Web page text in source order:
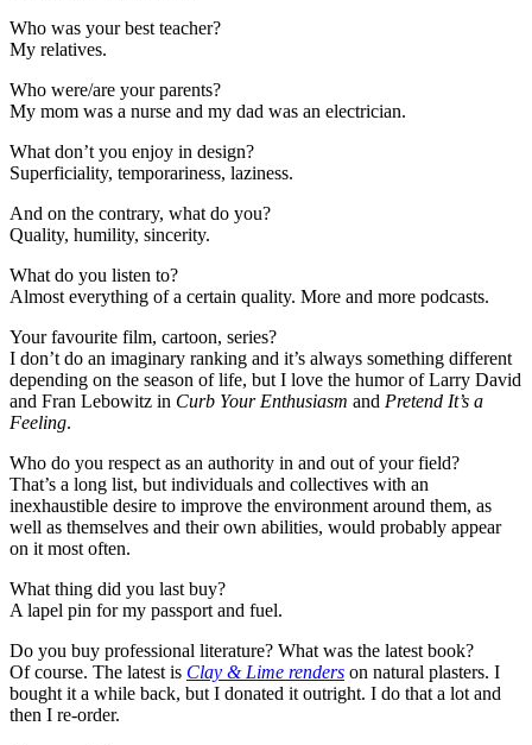
Who was your best teacher?
My relatives.
Who were/are your parents?
My mom was a nurse and my dad was an electrician.
What don’t you enjoy in design?
Superficiality, temporariness, laziness.
And on the contrary, what do you?
Quality, humility, sincerity.
What do you listen to?
Almost everything of a certain quality. More and more podcasts.
Your favourite film, cartoon, series?
I don’t do an imaginary ranking and it’s always something different
depending on the season of life, but I love the humor of Larry David
and Fran Lebowitz in Curb Your Enthusiasm and Pretend It’s a
Feeling.
Who do you respect as an authority in and out of your field?
That’s a long list, but individuals and collectives with an
inexhaustible desire to improve the environment around them, as
well as themselves and their own abilities, would probably appear
on it most often.
What thing did you last buy?
A lapel pin for my passport and fuel.
Do you buy professional literature? What was the latest book?
Of course. The latest is Clay & Lime renders on natural plasters. I
bought it a while back, but I donated it outright. I do that a lot and
then I re-order.